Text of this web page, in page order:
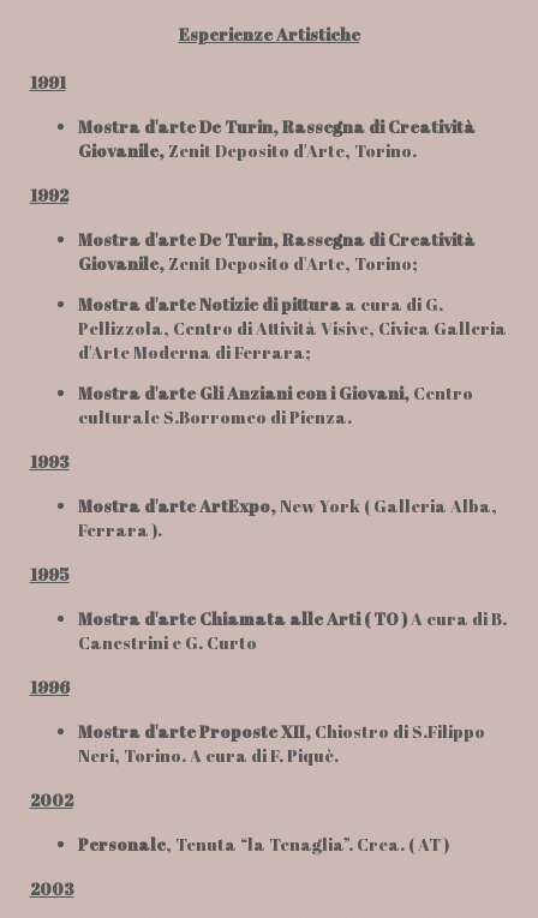
Esperienze Artistiche
1991
Mostra d'arte De Turin, Rassegna di Creatività
Giovanile, Zenit Deposito d'Arte, Torino.
1992
Mostra d'arte De Turin, Rassegna di Creatività
Giovanile, Zenit Deposito d'Arte, Torino;
Mostra d'arte Notizie di pittura a cura di G.
Pellizzola, Centro di Attività Visive, Civica Galleria
d'Arte Moderna di Ferrara;
Mostra d'arte Gli Anziani con i Giovani, Centro
culturale S.Borromeo di Pienza.
1993
Mostra d'arte ArtExpo,New York ( Galleria Alba,
Ferrara ).
1995
Mostra d'arte Chiamata alle Arti ( TO )A cura di B.
Canestrini e G. Curto
1996
Mostra d'arte Proposte XII, Chiostro di S.Filippo
Neri, Torino. A cura di F. Piquè.
2002
Personale, Tenuta “la Tenaglia”. Crea. ( AT )
2003